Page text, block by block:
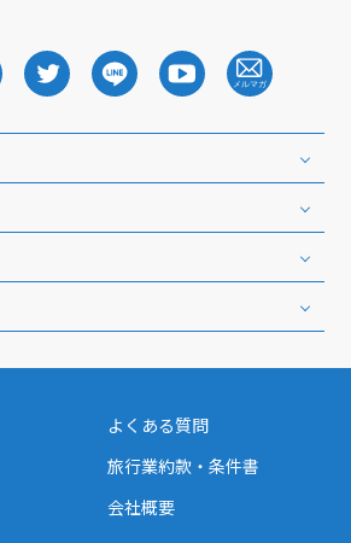
よくある質問
旅行業約款・条件書
会社概要